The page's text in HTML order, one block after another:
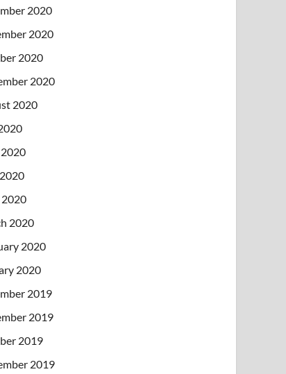
2020
2020
2020
2020
2020
2020
2020
2020
2020
2019
2019
2019
2019